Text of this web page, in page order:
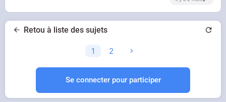
Retou à liste des sujets
1 2
Se connecter pour participer